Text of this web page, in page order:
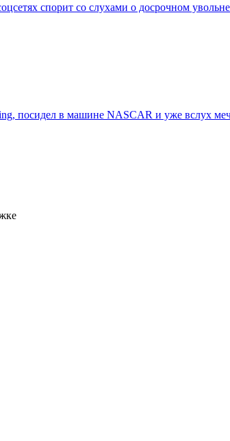
спорит со слухами о досрочном
посидел в машине NASCAR и уже вслух